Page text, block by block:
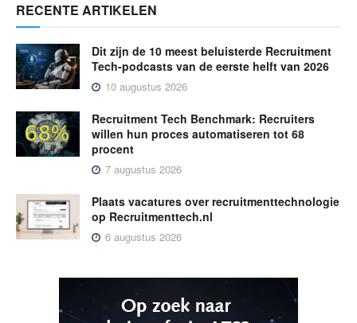
RECENTE ARTIKELEN
Dit zijn de 10 meest beluisterde Recruitment
Tech-podcasts van de eerste helft van 2026
10 augustus 2026
Recruitment Tech Benchmark: Recruiters
willen hun proces automatiseren tot 68
procent
7 augustus 2026
Plaats vacatures over recruitmenttechnologie
op Recruitmenttech.nl
6 augustus 2026